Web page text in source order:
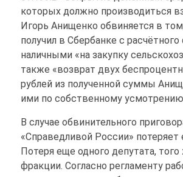
которых должно производиться
Игорь Анищенко обвиняется в
получил в Сбербанке с
наличными «на закупку
также «возврат двух
рублей из полученной суммы
ими по собственному
В случае обвинительного
«Справедливой России» потеряет
Потеря еще одного депутата,
фракции. Согласно регламенту